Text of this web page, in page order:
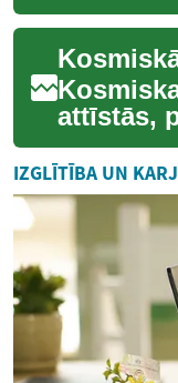
parādība
tirgū. Šī
main...
attīstās,
iespēju
ceļojumu
IZGLĪTĪBA UN